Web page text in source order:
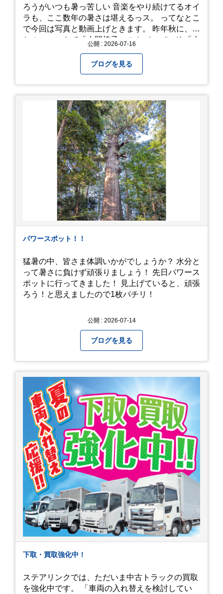
ろうがいつも暑っ苦しい 音楽をやり続けてるオイ
ラも、ここ数年の暑さは堪えるっス。 ってなとこ
で今回は写真と動画上げときます。 昨年秋に、娘
とのユニットで「人間椅子」のカバーバンド 「人
画にしており、娘のファンからもアップしてくれ
ッ！」とされているので ここだけの公開としま
す。 非常に暑苦しいのでご観覧される方は、ご注
意くださいませ。 では、熱中症に気を付けて、お
過ごしください。
https://youtu.be/QWVP8qzpsUE
公開 : 2026-07-16
ブログを見る
パワースポット！！
猛暑の中、皆さま体調いかがでしょうか？ 水分と
って暑さに負けず頑張りましょう！ 先日パワース
ポットに行ってきました！ 見上げていると、頑張
ろう！と思えましたので1枚パチリ！
公開 : 2026-07-14
ブログを見る
下取・買取強化中！
ステアリンクでは、ただいま中古トラックの買取
を強化中です。 「車両の入れ替えを検討してい